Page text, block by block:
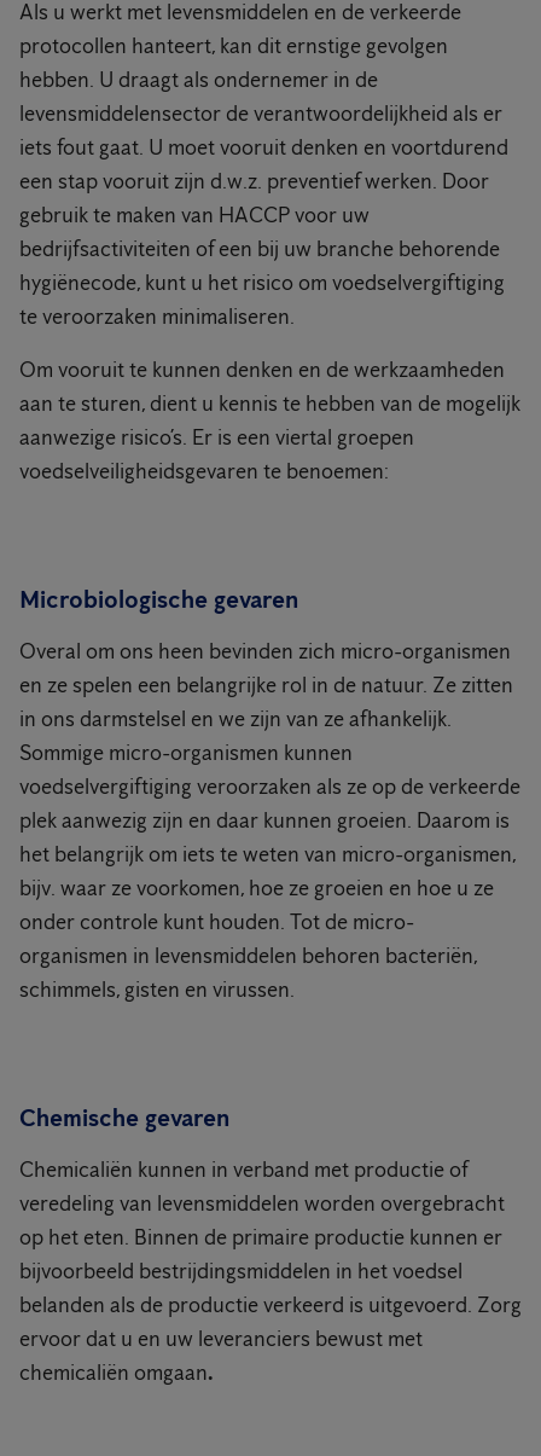
Als u werkt met levensmiddelen en de verkeerde
protocollen hanteert, kan dit ernstige gevolgen
hebben. U draagt als ondernemer in de
levensmiddelensector de verantwoordelijkheid als er
iets fout gaat. U moet vooruit denken en voortdurend
een stap vooruit zijn d.w.z. preventief werken. Door
gebruik te maken van HACCP voor uw
bedrijfsactiviteiten of een bij uw branche behorende
hygiënecode, kunt u het risico om voedselvergiftiging
te veroorzaken minimaliseren.
Om vooruit te kunnen denken en de werkzaamheden
aan te sturen, dient u kennis te hebben van de mogelijk
aanwezige risico’s. Er is een viertal groepen
voedselveiligheidsgevaren te benoemen:
Microbiologische gevaren
Overal om ons heen bevinden zich micro-organismen
en ze spelen een belangrijke rol in de natuur. Ze zitten
in ons darmstelsel en we zijn van ze afhankelijk.
Sommige micro-organismen kunnen
voedselvergiftiging veroorzaken als ze op de verkeerde
plek aanwezig zijn en daar kunnen groeien. Daarom is
het belangrijk om iets te weten van micro-organismen,
bijv. waar ze voorkomen, hoe ze groeien en hoe u ze
onder controle kunt houden. Tot de micro-
organismen in levensmiddelen behoren bacteriën,
schimmels, gisten en virussen.
Chemische gevaren
Chemicaliën kunnen in verband met productie of
veredeling van levensmiddelen worden overgebracht
op het eten. Binnen de primaire productie kunnen er
bijvoorbeeld bestrijdingsmiddelen in het voedsel
belanden als de productie verkeerd is uitgevoerd. Zorg
ervoor dat u en uw leveranciers bewust met
chemicaliën omgaan.